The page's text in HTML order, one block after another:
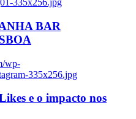
335x256.jpg
BAR
wp-
335x256.jpg
e o impacto nos